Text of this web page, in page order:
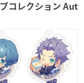
コレクション Aut